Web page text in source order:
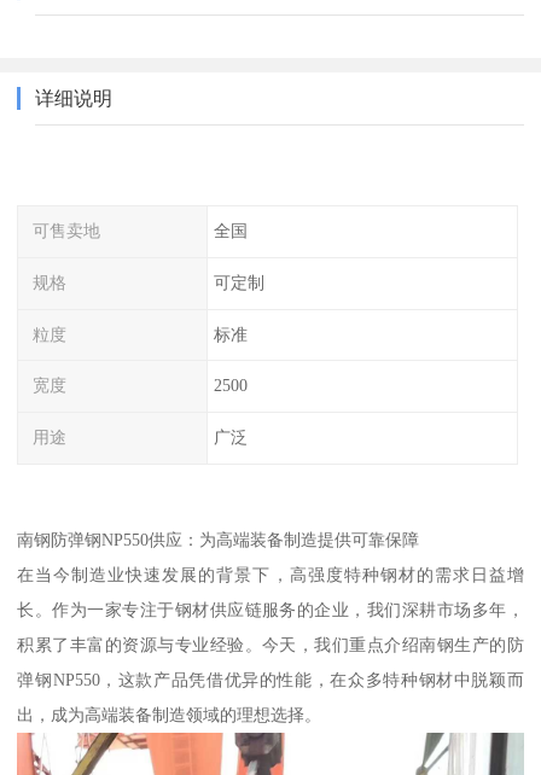
详细说明
可售卖地 全国
规格 可定制
粒度 标准
宽度 2500
用途 广泛
南钢防弹钢NP550供应：为高端装备制造提供可靠保障
在当今制造业快速发展的背景下，高强度特种钢材的需求日益增
长。作为一家专注于钢材供应链服务的企业，我们深耕市场多年，
积累了丰富的资源与专业经验。今天，我们重点介绍南钢生产的防
弹钢NP550，这款产品凭借优异的性能，在众多特种钢材中脱颖而
出，成为高端装备制造领域的理想选择。